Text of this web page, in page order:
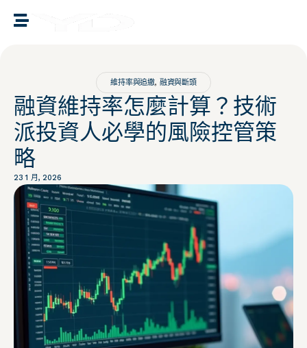
維持率與追繳, 融資與斷頭
融資維持率怎麼計算？技術
派投資人必學的風險控管策
略
23 1 月, 2026